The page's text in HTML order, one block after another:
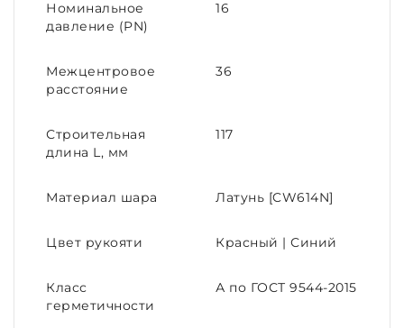
Номинальное
давление (PN)
16
Межцентровое
расстояние
36
Строительная
длина L, мм
117
Материал шара Латунь [CW614N]
Цвет рукояти Красный | Синий
Класс
герметичности
А по ГОСТ 9544-2015